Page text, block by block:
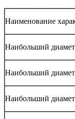
Наименование
Наибольший
Наибольший
Наибольший